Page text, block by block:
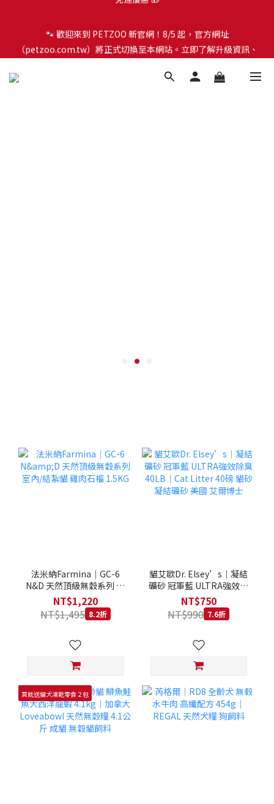
（petzoo.com.tw）將正式切換至本網站。立即了解升級資訊、
會員權益及常見問題 ＞
（petzoo.com.tw）將正式切換至本網站。立即了解升級資訊、
會員權益及常見問題 ＞
✨【新朋友見面禮】現在註冊即領 $100 購物金！全館滿 $1,500 享
法米納Farmina｜GC-6
N&D 天然頂級無穀系列 室
內/結紮貓 雞肉石榴 1.5KG
NT$1,220
NT$1,495 8.2折
貓艾歐Dr. Elsey’s｜凝結
礦砂 冠軍藍 ULTRA強效除
臭 40LB｜Cat Litter 40磅
士
NT$750
NT$990 7.6折
買就送貓犬凍乾零食２包